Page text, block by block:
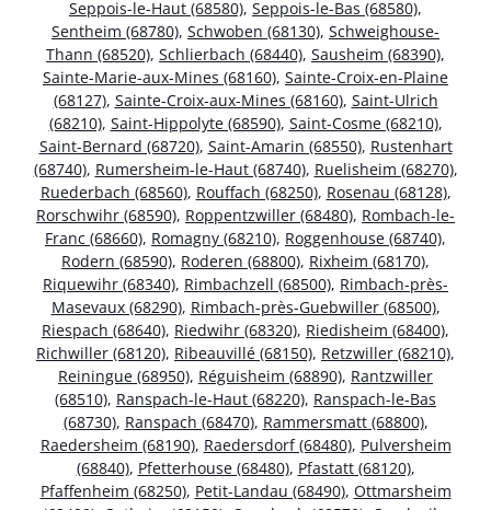
Seppois-le-Haut (68580), Seppois-le-Bas (68580),
Sentheim (68780), Schwoben (68130), Schweighouse-
Thann (68520), Schlierbach (68440), Sausheim (68390),
Sainte-Marie-aux-Mines (68160), Sainte-Croix-en-Plaine
(68127), Sainte-Croix-aux-Mines (68160), Saint-Ulrich
(68210), Saint-Hippolyte (68590), Saint-Cosme (68210),
Saint-Bernard (68720), Saint-Amarin (68550), Rustenhart
(68740), Rumersheim-le-Haut (68740), Ruelisheim (68270),
Ruederbach (68560), Rouffach (68250), Rosenau (68128),
Rorschwihr (68590), Roppentzwiller (68480), Rombach-le-
Franc (68660), Romagny (68210), Roggenhouse (68740),
Rodern (68590), Roderen (68800), Rixheim (68170),
Riquewihr (68340), Rimbachzell (68500), Rimbach-près-
Masevaux (68290), Rimbach-près-Guebwiller (68500),
Riespach (68640), Riedwihr (68320), Riedisheim (68400),
Richwiller (68120), Ribeauvillé (68150), Retzwiller (68210),
Reiningue (68950), Réguisheim (68890), Rantzwiller
(68510), Ranspach-le-Haut (68220), Ranspach-le-Bas
(68730), Ranspach (68470), Rammersmatt (68800),
Raedersheim (68190), Raedersdorf (68480), Pulversheim
(68840), Pfetterhouse (68480), Pfastatt (68120),
Pfaffenheim (68250), Petit-Landau (68490), Ottmarsheim